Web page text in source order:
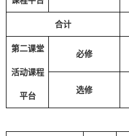
合计
第二课堂
活动课程
平台
必修
选修